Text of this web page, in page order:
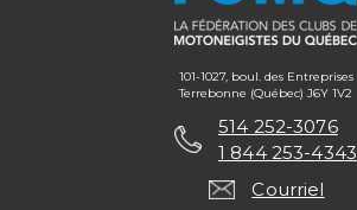
101-1027, boul. des Entreprises
Terrebonne (Québec) J6Y 1V2
514 252-3076
1 844 253-4343
Courriel